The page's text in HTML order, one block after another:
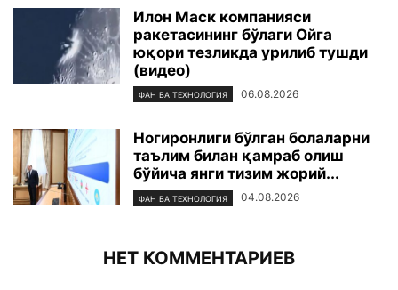
Илон Маск компанияси
ракетасининг бўлаги Ойга
юқори тезликда урилиб тушди
(видео)
ФАН ВА ТЕХНОЛОГИЯ 06.08.2026
Ногиронлиги бўлган болаларни
таълим билан қамраб олиш
бўйича янги тизим жорий...
ФАН ВА ТЕХНОЛОГИЯ 04.08.2026
НЕТ КОММЕНТАРИЕВ